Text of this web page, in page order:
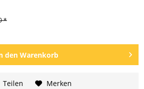
*
den Warenkorb
Teilen Merken